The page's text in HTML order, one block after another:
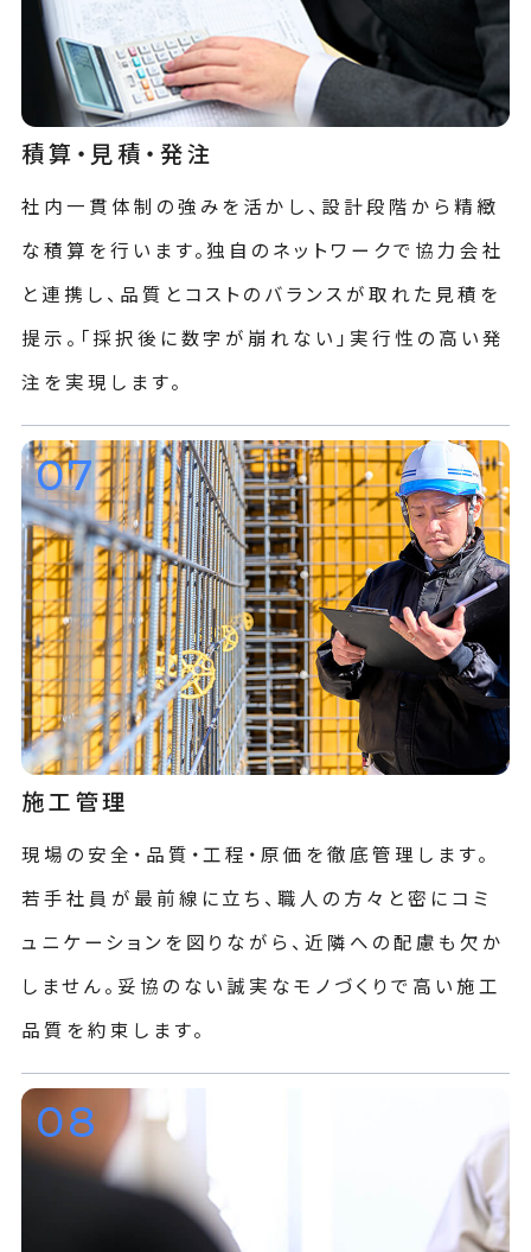
積算・見積・発注
社内一貫体制の強みを活かし、設計段階から精緻
な積算を行います。独自のネットワークで協力会社
と連携し、品質とコストのバランスが取れた見積を
提示。「採択後に数字が崩れない」実行性の高い発
注を実現します。
07
施工管理
現場の安全・品質・工程・原価を徹底管理します。
若手社員が最前線に立ち、職人の方々と密にコミ
ュニケーションを図りながら、近隣への配慮も欠か
しません。妥協のない誠実なモノづくりで高い施工
品質を約束します。
08